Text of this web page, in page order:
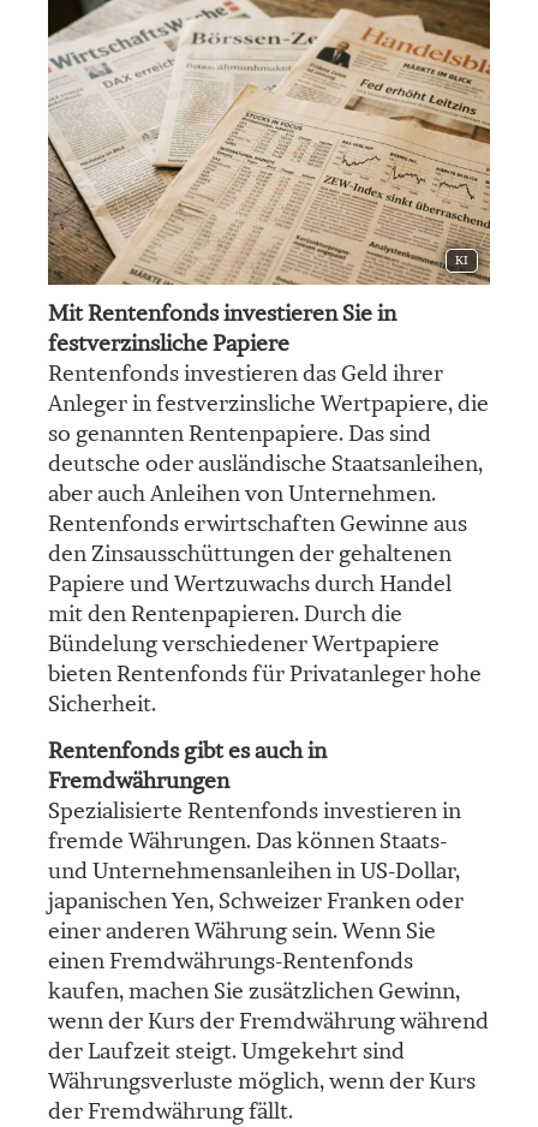
KI
Mit Rentenfonds investieren Sie in
festverzinsliche Papiere
Rentenfonds investieren das Geld ihrer
Anleger in festverzinsliche Wertpapiere, die
so genannten Rentenpapiere. Das sind
deutsche oder ausländische Staatsanleihen,
aber auch Anleihen von Unternehmen.
Rentenfonds erwirtschaften Gewinne aus
den Zinsausschüttungen der gehaltenen
Papiere und Wertzuwachs durch Handel
mit den Rentenpapieren. Durch die
Bündelung verschiedener Wertpapiere
bieten Rentenfonds für Privatanleger hohe
Sicherheit.
Rentenfonds gibt es auch in
Fremdwährungen
Spezialisierte Rentenfonds investieren in
fremde Währungen. Das können Staats-
und Unternehmensanleihen in US-Dollar,
japanischen Yen, Schweizer Franken oder
einer anderen Währung sein. Wenn Sie
einen Fremdwährungs-Rentenfonds
kaufen, machen Sie zusätzlichen Gewinn,
wenn der Kurs der Fremdwährung während
der Laufzeit steigt. Umgekehrt sind
Währungsverluste möglich, wenn der Kurs
der Fremdwährung fällt.